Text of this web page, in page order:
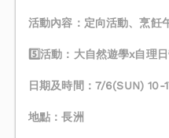
活動內容：定向活動、烹飪
5️⃣活動：大自然遊學x自理
日期及時間：7/6(SUN)
地點：長洲